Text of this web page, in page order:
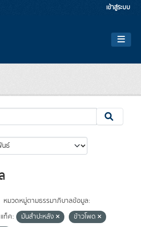
เข้าสู่ระบบ
หมวดหมู่ตามธรรมาภิบาลข้อมูล:
แท็ค: มันสำปะหลัง
ข้าวโพด